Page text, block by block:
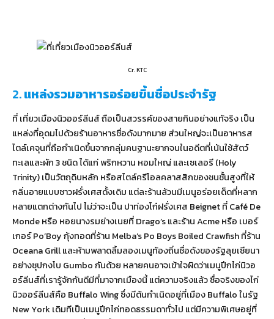
Cr. KTC
2.แหล่งรวมอาหารอร่อยขึ้นชื่อประจำรัฐ
ที่ เที่ยวเมืองนิวออร์ลีนส์ ถือเป็นสวรรค์ของสายกินอย่างแท้จริง เป็น
แหล่งที่อุดมไปด้วยร้านอาหารชื่อดังมากมาย ส่วนใหญ่จะเป็นอาหารส
ไตล์เคจุนที่ถือกำเนิดขึ้นจากกลุ่มคนฐานะยากจนในอดีตที่เน้นใช้สัตว์
ทะเลและผัก 3 ชนิด ได้แก่ พริกหวาน หอมใหญ่ และเซเลอรี (Holy
Trinity) เป็นวัตถุดิบหลัก หรือสไตล์ครีโอลคลาสสิกของชนชั้นสูงที่ให้
กลิ่นอายแบบชาวฝรั่งเศสดั้งเดิม แต่ละร้านล้วนมีเมนูอร่อยเด็ดที่หลาก
หลายแตกต่างกันไป ไม่ว่าจะเป็น ปาท่องโก๋ฝรั่งเศส Beignet ที่ Café De
Monde หรือ หอยนางรมย่างเนยที่ Drago’s และร้าน Acme หรือ เบอร์
เกอร์ Po’Boy กุ้งทอดที่ร้าน Melba’s Po Boys Boiled Crawfish ที่ร้าน
Oceana Grill และห้ามพลาดลิ้มลองเมนูท้องถิ่นชื่อดังของรัฐลุยเซียนา
อย่างซุปกงโบ Gumbo กันด้วย หลายคนอาจเข้าใจผิดว่าเมนูปีกไก่นิวอ
อร์ลีนส์ที่เรารู้จักกันดีมีที่มาจากเมืองนี้ แต่ความจริงแล้ว ชื่อจริงของไก่
นิวออร์ลีนส์คือ Buffalo Wing ซึ่งมีต้นกำเนิดอยู่ที่เมือง Buffalo ในรัฐ
New York เดิมทีเป็นเมนูปีกไก่ทอดธรรมดาทั่วไป แต่มีความพิเศษอยู่ที่